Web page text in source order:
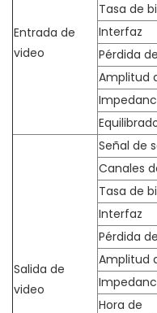
Entrada de
video
Tasa de
Interfaz
Pérdida
Amplitud
Salida de
video
Señal de
Canales
Tasa de
Interfaz
Pérdida
Amplitud
Hora de